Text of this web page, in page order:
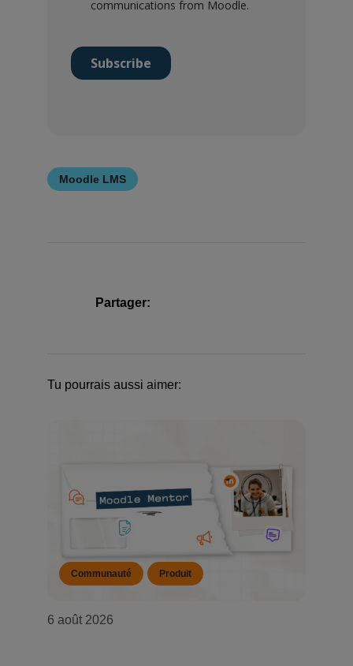
Moodle LMS
Partager:
Tu pourrais aussi aimer:
Communauté Produit
6 août 2026